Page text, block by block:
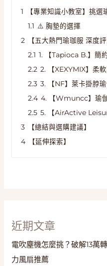
1
【專業知識小教室】挑
1.1 ⚠️ 胸墊的選擇
2
【五大熱門瑜珈服 深度
2.1 1. 【Tapioca B.】簡
2.2 2. 【XEXYMIX】柔
2.3 3. 【NF】萊卡掛脖
2.4 4. 【Wmuncc】瑜
2.5 5. 【AirActive
3
【總結與選購建議】
4
【延伸探索】
近期文章
電吹塵機怎麼挑？破解13萬
力風扇推薦